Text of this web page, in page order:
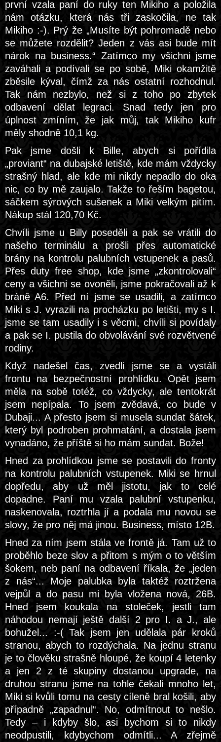
první vzala paní do ruky ten Mikiho a položila
nám otázku, která nás tři zaskočila, ne tak
Mikiho :-). Prý že „Musíte být pohromadě nebo
se můžete rozdělit? Jeden z vás asi bude mít
nárok na business.“ Zatímco my všichni jsme
zaváhali a podívali se po sobě, Miki okamžitě
zběsile kýval, čímž za nás ostatní rozhodnul.
Tak nám nezbylo, než si z toho po zbytek
odbavení dělat legraci. Snad tedy jen pro
úplnost zmíním, že jak můj, tak Mikiho kufr
měly shodně 10,1 kg.
Pak jsme došli k Bille, abych si pořídila
„proviant“ na dubajské letiště, kde mám vždycky
strašný hlad, ale kde mi nikdy nepadlo do oka
nic, co by mě zaujalo. Takže to řeším bagetou,
sáčkem sýrových sušenek a Miki velkým pitím.
Nákup stál 120,70 Kč.
Chvíli jsme u Billy poseděli a pak se vrátili do
našeho terminálu a prošli přes automatické
brány na kontrolu palubních vstupenek a pasů.
Přes duty free shop, kde jsme „zkontrolovali“
ceny a všichni se ovoněli, jsme pokračovali až k
bráně A6. Před ní jsme se usadili, a zatímco
Miki s J. vyrazili na procházku po letišti, my s I.
jsme se tam usadily i s věcmi, chvíli si povídaly
a pak se I. pustila do obvolávání své rozvětvené
rodiny.
Když nadešel čas, zvedli jsme se a vystáli
frontu na bezpečnostní prohlídku. Opět jsem
měla na sobě totéž, co vždycky, ale tentokrát
jsem nepípala. To jsem zvědavá, co bude v
Dubaji... A přesto jsem si musela sundat šátek,
který byl podroben prohmatání, a dostala jsem
vynadáno, že příště si ho mám sundat. Bože!
Hned za prohlídkou jsme se postavili do fronty
na kontrolu palubních vstupenek. Miki se hrnul
dopředu, aby už měl jistotu, jak to celé
dopadne. Paní mu vzala palubní vstupenku,
naskenovala, roztrhla jí a podala mu novou se
slovy, že pro něj má jinou. Business, místo 12B.
Hned za ním jsem stála ve frontě já. Tam už to
proběhlo beze slov a přitom s mým o to větším
šokem, neb paní na odbavení říkala, že „jeden
z nás“... Moje palubka byla taktéž roztržena
vejpůl a do pasu mi byla vložena nová, 26B.
Hned jsem koukala na stoleček, jestli tam
náhodou nemají ještě další 2 pro I. a J., ale
bohužel... :-( Tak jsem jen udělala pár kroků
stranou, abych to rozdýchala. Na jednu stranu
je to člověku strašně hloupé, že koupí 4 letenky
a jen 2 z té skupiny dostanou upgrade, na
druhou stranu jsme na tohle čekali mnoho let,
Miki si kvůli tomu na cesty cíleně bral košili, aby
případně „zapadnul“. No, odmítnout to nešlo.
Tedy – i kdyby šlo, asi bychom si to nikdy
neodpustili, kdybychom odmítli... A zřejmě